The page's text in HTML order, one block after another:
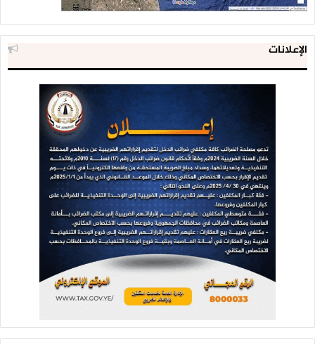
ولفت إلى أن المظاهرات في الدول الغربية مستمرة في عدة بلدان
ودول بالرغم من القمع والاضطهاد.
وأشاد السيد باستمرار تظاهرات الشعب المغربي في مقابل خيانة
النظام في المغرب وعمالته للعدو الإسرائيلي، مضيفا أن هناك
مواصلة للمظاهرات هذا الأسبوع في الأردن وتونس.
وفيما يتعلق بالخروج الجماهيري للشعب اليمني فأكد السيد أن
اشعبنا العزيز كما خرج الأسبوع الماضي وأسمع صوته فإنه سيستمر
في موقفه المتكامل نصرة للشعب الفلسطيني رغم أنف كل عميل
فشعبنا لن يتردد ولن يتراجع عن موقفه مع فلسطين وهو أولى
بالتحرك النشط دون كلل أو ملل.
وأضاف: “نأمل إن شاء الله أن يستمر شعبنا العزيز بكل نشاط
وحيوية وشجاعة ثبات ووفاء تقربا إلى الله، وفاء مع الله ورسوله
ودينه وكتابه من أجل الشعب الفلسطيني المظلوم”.
ودعا السيد القائد عبدالملك بدرالدين الحوثي شعبنا العزيز إلى
الخروج المليوني يوم غد الجمعة في العاصمة صنعاء وبقية
الإعلانات